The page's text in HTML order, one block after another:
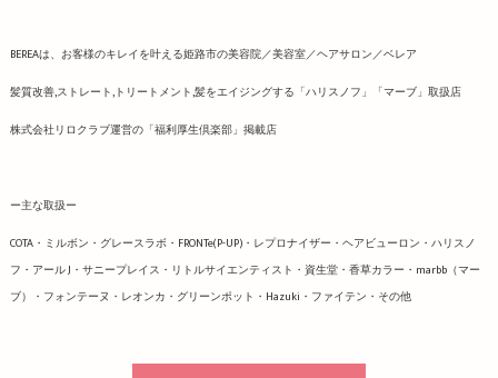
BEREAは、お客様のキレイを叶える姫路市の美容院／美容室／ヘアサロン／ベレア
髪質改善,ストレート,トリートメント,髪をエイジングする「ハリスノフ」「マーブ」取扱店
株式会社リロクラブ運営の「福利厚生倶楽部」掲載店
ー主な取扱ー
COTA・ミルボン・グレースラボ・FRONTe(P-UP)・レプロナイザー・ヘアビューロン・ハリスノ
フ・アール J・サニープレイス・リトルサイエンティスト・資生堂・香草カラー・marbb（マー
ブ）・フォンテーヌ・レオンカ・グリーンポット・Hazuki・ファイテン・その他